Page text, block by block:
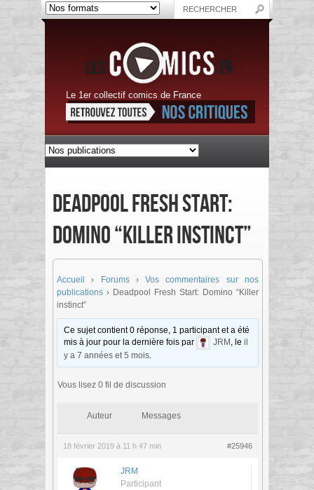
Le 1er collectif comics de France
Deadpool Fresh Start:
Domino “Killer instinct”
Accueil › Forums ›
Vos commentaires sur nos
publications › Deadpool Fresh Start: Domino “Killer
instinct”
Ce sujet contient 0 réponse, 1 participant et a été
mis à jour pour la dernière fois par
JRM , leil
y a 7 années et 5 mois.
Vous lisez 0 fil de discussion
Auteur Messages
18 février 2019 à 11 h 47 min #25946
JRM
Participant